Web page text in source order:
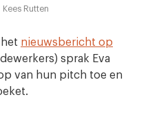
Kees Rutten
nieuwsbericht op
sprak Eva
van hun pitch toe en